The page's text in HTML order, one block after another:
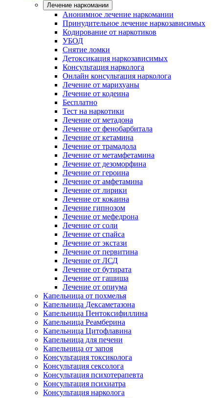
Лечение наркомании
Анонимное лечение наркомании
Принудительное лечение наркозависимых
Кодирование от наркотиков
УБОД
Снятие ломки
Детоксикация наркозависимых
Консультация нарколога
Онлайн консультация нарколога
Лечение от марихуаны
Лечение от кодеина
Бесплатно
Тест на наркотики
Лечение от метадона
Лечение от фенобарбитала
Лечение от кетамина
Лечение от трамадола
Лечение от метамфетамина
Лечение от дезоморфина
Лечение от героина
Лечение от амфетамина
Лечение от лирики
Лечение от кокаина
Лечение гипнозом
Лечение от мефедрона
Лечение от соли
Лечение от спайса
Лечение от экстази
Лечение от первитина
Лечение от ЛСД
Лечение от бутирата
Лечение от гашиша
Лечение от опиума
Капельница от похмелья
Капельница Дексаметазона
Капельница Пентоксифиллина
Капельница Реамберина
Капельница Цитофлавина
Капельница для печени
Капельница от запоя
Консультация токсиколога
Консультация сексолога
Консультация психотерапевта
Консультация психиатра
Консультация нарколога